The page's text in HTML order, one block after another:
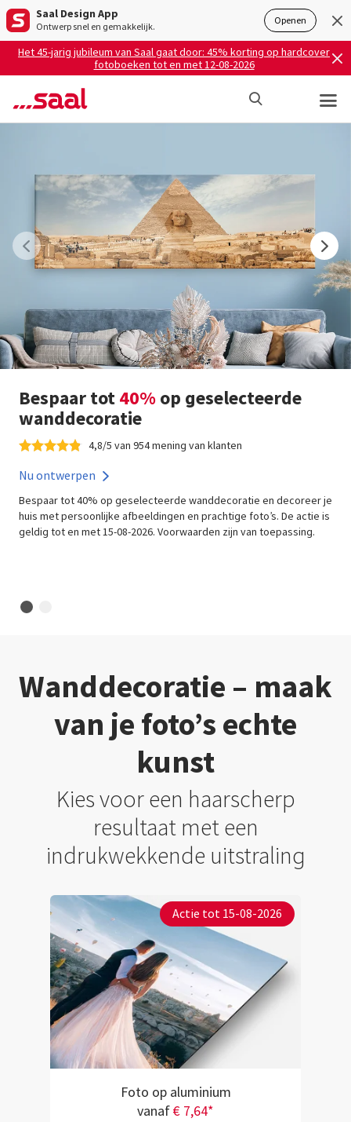
Saal Design App
Ontwerp snel en gemakkelijk. Openen
Het 45-jarig jubileum van Saal gaat door: 45% korting op hardcover
fotoboeken tot en met 12-08-2026
Bespaar tot40%op geselecteerde
wanddecoratie
Nu ontwerpen
Bespaar tot 40% op geselecteerde wanddecoratie en decoreer je
huis met persoonlijke afbeeldingen en prachtige foto’s. De actie is
geldig tot en met 15-08-2026. Voorwaarden zijn van toepassing.
4,8/5 van 954 mening van klanten
Wanddecoratie – maak
van je foto’s echte
kunst
Kies voor een haarscherp
resultaat met een
indrukwekkende uitstraling
Actie tot 15-08-2026
Foto op aluminium
vanaf€ 7,64*